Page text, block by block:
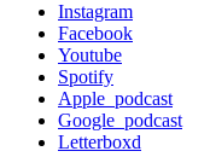
Instagram
Facebook
Youtube
Spotify
Apple_podcast
Google_podcast
Letterboxd